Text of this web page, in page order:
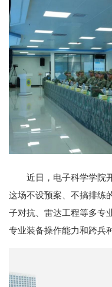
近日，电子科学学院
这场不设预案、不搞排练
子对抗、雷达工程等多专
专业装备操作能力和跨兵